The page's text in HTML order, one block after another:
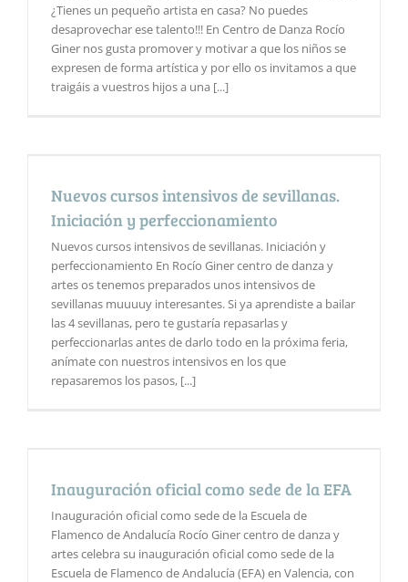
¿Tienes un pequeño artista en casa? No puedes
desaprovechar ese talento!!! En Centro de Danza Rocío
Giner nos gusta promover y motivar a que los niños se
expresen de forma artística y por ello os invitamos a que
traigáis a vuestros hijos a una [...]
Nuevos cursos intensivos de sevillanas.
Iniciación y perfeccionamiento
Nuevos cursos intensivos de sevillanas. Iniciación y
perfeccionamiento En Rocío Giner centro de danza y
artes os tenemos preparados unos intensivos de
sevillanas muuuuy interesantes. Si ya aprendiste a bailar
las 4 sevillanas, pero te gustaría repasarlas y
perfeccionarlas antes de darlo todo en la próxima feria,
anímate con nuestros intensivos en los que
repasaremos los pasos, [...]
Inauguración oficial como sede de la EFA
Inauguración oficial como sede de la Escuela de
Flamenco de Andalucía Rocío Giner centro de danza y
artes celebra su inauguración oficial como sede de la
Escuela de Flamenco de Andalucía (EFA) en Valencia, con